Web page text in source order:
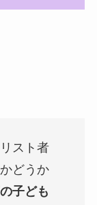
スト者
どうか
子ども